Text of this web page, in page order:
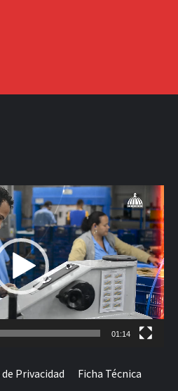
01:14
Privacidad Ficha Técnica